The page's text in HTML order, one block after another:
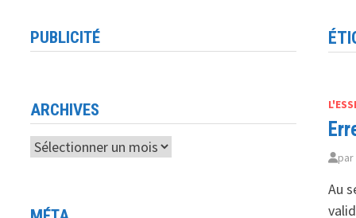
par
Au
PUBLICITÉ
ARCHIVES
Archives